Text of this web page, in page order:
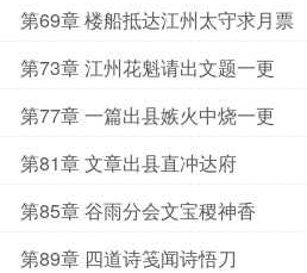
第69章 楼船抵达江州太守求月票
第73章 江州花魁请出文题一更
第77章 一篇出县嫉火中烧一更
第81章 文章出县直冲达府
第85章 谷雨分会文宝稷神香
第89章 四道诗笺闻诗悟刀